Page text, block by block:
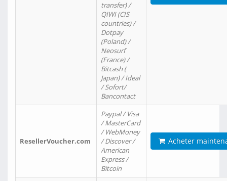
transfer) /
QIWI (CIS
countries) /
Dotpay
(Poland) /
Neosurf
(France) /
Bitcash (
Japan) / Ideal
/ Sofort/
Bancontact
ResellerVoucher.com
Paypal / Visa
/ MasterCard
/ WebMoney
/ Discover /
American
Express /
Bitcoin
Acheter